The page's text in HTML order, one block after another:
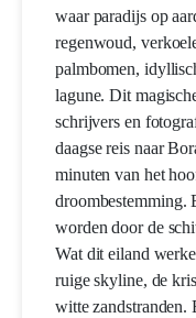
waar paradijs op
regenwoud,
palmbomen,
lagune. Dit
schrijvers en
daagse reis naar
minuten van het
droombestemming.
worden door de
Wat dit eiland
ruige skyline, de
witte zandstranden.